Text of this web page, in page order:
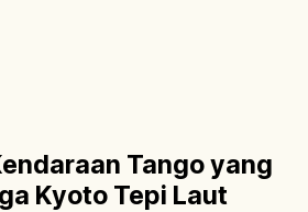
Tango yang
Kyoto Tepi Laut